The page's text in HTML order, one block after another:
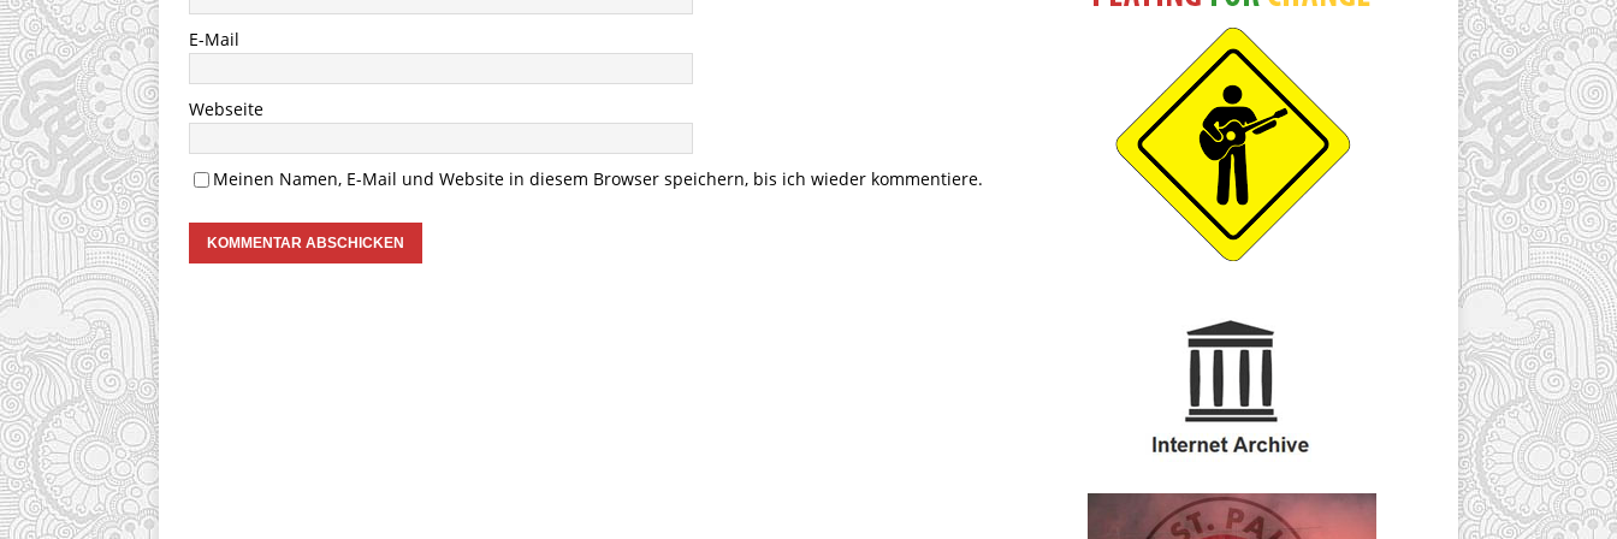
E-Mail
Webseite
Meinen Namen, E-Mail und Website in diesem Browser speichern, bis ich wieder kommentiere.